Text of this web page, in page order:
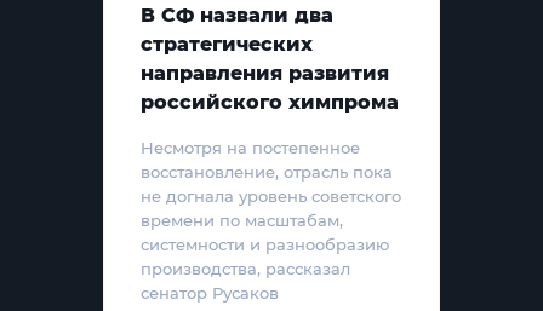
В СФ назвали два
стратегических
направления развития
российского химпрома
Несмотря на постепенное
восстановление, отрасль пока
не догнала уровень советского
времени по масштабам,
системности и разнообразию
производства, рассказал
сенатор Русаков